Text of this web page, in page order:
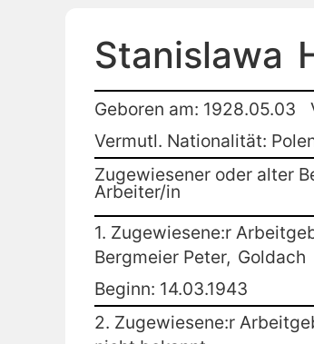
Stanislawa
Geboren am: 1928.05.03
Vermutl. Nationalität:
Zugewiesener oder alter
Arbeiter/in
1. Zugewiesene:r
Bergmeier Peter, Goldach
Beginn: 14.03.1943
2. Zugewiesene:r